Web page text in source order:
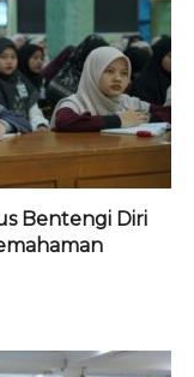
Bentengi Diri